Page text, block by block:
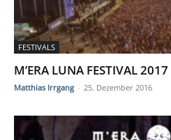
FESTIVALS
M’ERA LUNA FESTIVAL
Matthias Irrgang - 25. Dezember 2016